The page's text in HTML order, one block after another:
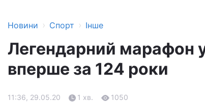
Новини › Спорт › Інше
Легендарний марафон
вперше за 124 роки
11:36, 29.05.20 1 хв. 1050